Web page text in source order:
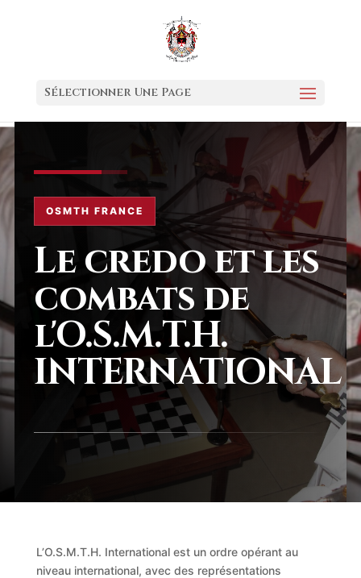
Sélectionner Une Page
OSMTH FRANCE
Le credo et les
combats de
l'O.S.M.T.H.
INTERNATIONAL
L’O.S.M.T.H. International est un ordre opérant au
niveau international, avec des représentations